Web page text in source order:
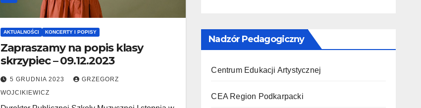
AKTUALNOŚCI KONCERTY I POPISY
Zapraszamy na popis klasy
skrzypiec – 09.12.2023
5 GRUDNIA 2023
GRZEGORZ
WOJCIKIEWICZ
Nadzór Pedagogiczny
Centrum Edukacji Artystycznej
CEA Region Podkarpacki